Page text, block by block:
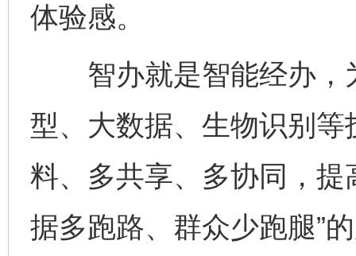
体验感。
智办就是智能经办，
型、大数据、生物识别
料、多共享、多协同，提
据多跑路、群众少跑腿”